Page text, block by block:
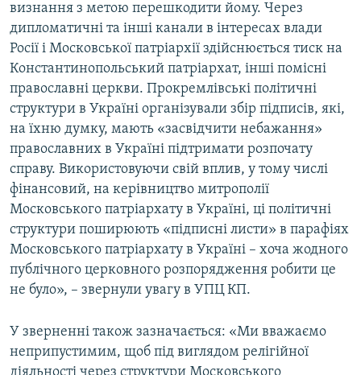
визнання з метою перешкодити йому. Через
дипломатичні та інші канали в інтересах влади
Росії і Московської патріархії здійснюється тиск на
Константинопольський патріархат, інші помісні
православні церкви. Прокремлівські політичні
структури в Україні організували збір підписів, які,
на їхню думку, мають «засвідчити небажання»
православних в Україні підтримати розпочату
справу. Використовуючи свій вплив, у тому числі
фінансовий, на керівництво митрополії
Московського патріархату в Україні, ці політичні
структури поширюють «підписні листи» в парафіях
Московського патріархату в Україні – хоча жодного
публічного церковного розпорядження робити це
не було», – звернули увагу в УПЦ КП.
У зверненні також зазначається: «Ми вважаємо
неприпустимим, щоб під виглядом релігійної